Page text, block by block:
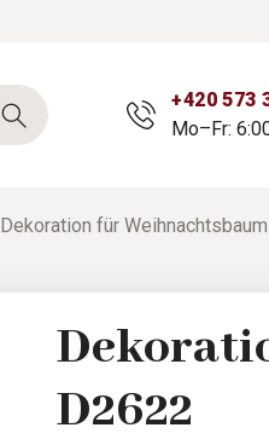
+420 573
Mo–Fr:
Dekoration für Weihnachtsbaum
D2622